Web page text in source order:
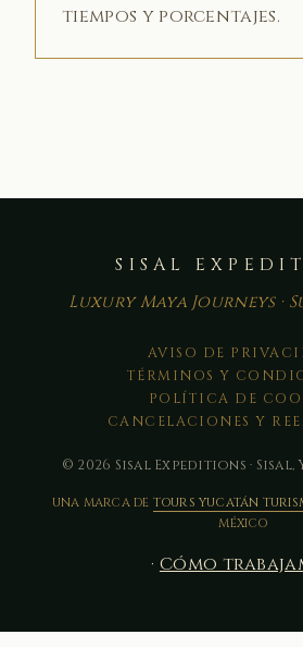
tiempos y porcentajes.
SISAL
Luxury Maya Journeys ·
AVISO DE
TÉRMINOS Y
POLÍTICA DE
CANCELACIONES Y
© 2026 Sisal Expeditions ·
UNA MARCA DE TOURS YUCATÁN
MÉXICO
· Cómo